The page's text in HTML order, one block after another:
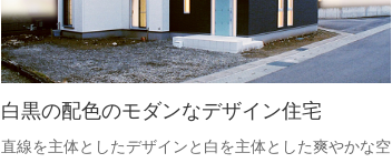
白黒の配色のモダンなデザイン住宅
直線を主体としたデザインと白を主体とした爽やかな空